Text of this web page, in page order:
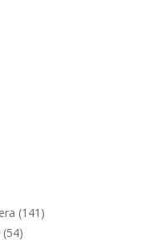
(141)
(54)